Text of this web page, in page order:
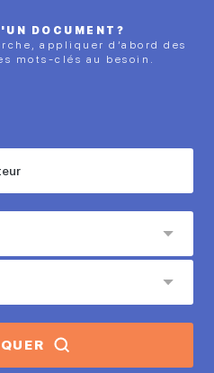
DOCUMENT?
appliquer d’abord des
mots-clés au besoin.